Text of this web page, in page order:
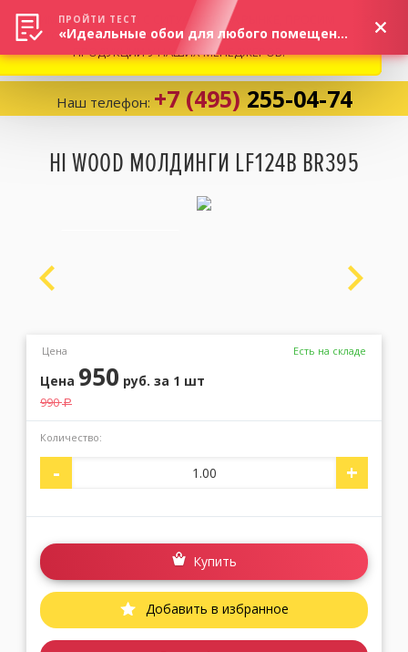
Корзина:0
Личный кабинет
Москва
Заказать обратный звонок
Наш телефон: +7 (495) 255-04-74
HI WOOD МОЛДИНГИ LF124B BR395
Цена Есть на складе
Цена 950 руб. за 1 шт
990a
Количество:
- +
Купить
Добавить в избранное
ВНИМАНИЕ! В СВЯЗИ С СИТУАЦИЕЙ НА РЫНКЕ, ПРОСИМ
УТОЧНЯТЬ АКТУАЛЬНУЮ СТОИМОСТЬ И НАЛИЧИЕ
ПРОДУКЦИИ У НАШИХ МЕНЕДЖЕРОВ.
ПРОЙТИ ТЕСТ
«Идеальные обои для любого помещения!»